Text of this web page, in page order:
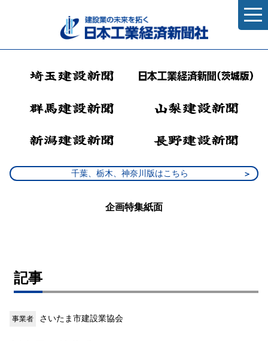
千葉、栃木、神奈川版はこちら
企画特集紙面
記事
事業者 さいたま市建設業協会